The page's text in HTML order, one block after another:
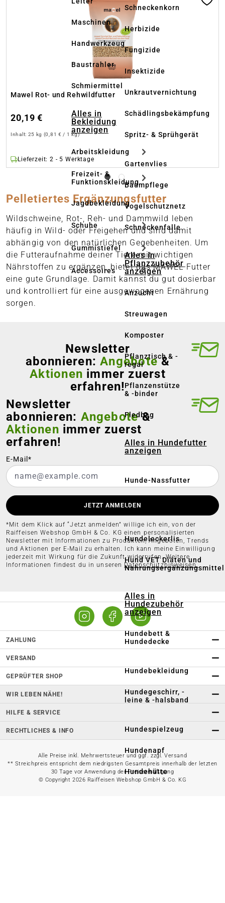
Maschinen
Handwerkzeug
Baustrahler
Schmiermittel
Alles in
Bekleidung
anzeigen
Arbeitskleidung
Freizeit- &
Funktionskleidung
Jagdbekleidung
Schuhe
Gummistiefel
Accessoires
Schneckenkorn
Herbizide
Fungizide
Insektizide
Unkrautvernichtung
Schädlingsbekämpfung
Spritz- & Sprühgerät
Gartenvlies
Baumpflege
Vogelschutznetz
Schneckenfalle
Alles in
Pflanzzubehör
anzeigen
Anzucht
Streuwagen
Komposter
Pflanztisch & -
regal
Pflanzenstütze
& -binder
Fledbag
Alles in Hundefutter
anzeigen
Hunde-Nassfutter
Hunde-Trockenfutter
Hundeleckerlis
Hund VET Diäten und
Nahrungsergänzungsmittel
Alles in
Hundezubehör
anzeigen
Hundebett &
Hundedecke
Hundebekleidung
Hundegeschirr, -
leine & -halsband
Hundespielzeug
Hundenapf
Hundehütte
Pelletiertes Ergänzungsfutter
Wildschweine, Rot-, Reh- und Dammwild leben
häufig in Wild- oder Freigehen und sind damit
abhängig von den natürlichen Gegebenheiten. Um
die Futteraufnahme deiner Tiere mit wichtigen
Nährstoffen zu ergänzen, bietet das MAWEL-Futter
eine gute Grundlage. Damit kannst du gut dosierbar
und kontrolliert für eine ausgewogenen Ernährung
sorgen.
Mawel Rot- und Rehwildfutter
20,19 €
Inhalt: 25 kg (0,81 € / 1 kg)
Lieferzeit: 2 - 5 Werktage
Newsletter
abonnieren:Angebote &
Aktionen immer zuerst
erfahren!
Newsletter
abonnieren: Angebote &
Aktionen immer zuerst
erfahren!
E-Mail*
JETZT ANMELDEN
*Mit dem Klick auf “Jetzt anmelden” willige ich ein, von der
Raiffeisen Webshop GmbH & Co. KG einen personalisierten
Newsletter mit Informationen zu Produkten, Angeboten, Trends
und Aktionen per E-Mail zu erhalten. Ich kann meine Einwilligung
jederzeit mit Wirkung für die Zukunft widerrufen. Weitere
Informationen findest du in unseren Datenschutzhinweisen.
ZAHLUNG
VERSAND
GEPRÜFTER SHOP
WIR LEBEN NÄHE!
HILFE & SERVICE
RECHTLICHES & INFO
Alle Preise inkl. Mehrwertsteuer und ggf. zzgl. Versand
** Streichpreis entspricht dem niedrigsten Gesamtpreis innerhalb der letzten
30 Tage vor Anwendung der Preisermäßigung
© Copyright 2026 Raiffeisen Webshop GmbH & Co. KG